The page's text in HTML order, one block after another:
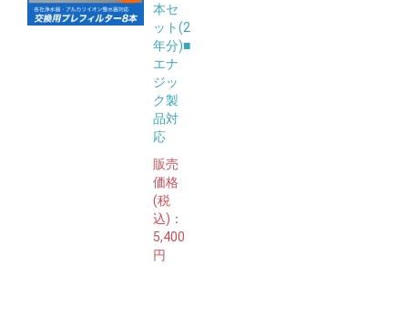
本セ
ット(2
年分)■
エナ
ジッ
ク製
品対
応
販売
価格
(税
込)：
5,400
円